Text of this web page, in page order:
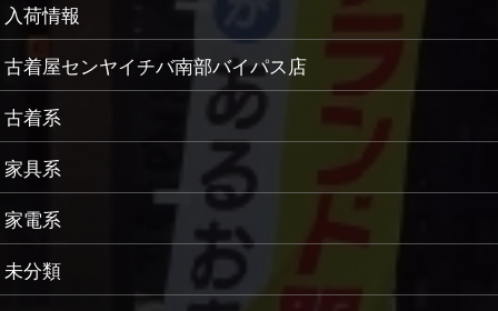
入荷情報
古着屋センヤイチバ南部バイパス店
古着系
家具系
家電系
未分類